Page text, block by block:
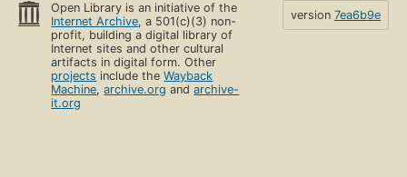
Open Library is an initiative of the
Internet Archive, a 501(c)(3) non-
profit, building a digital library of
Internet sites and other cultural
artifacts in digital form. Other
projects include theWayback
Machine,archive.org andarchive-
it.org
version 7ea6b9e